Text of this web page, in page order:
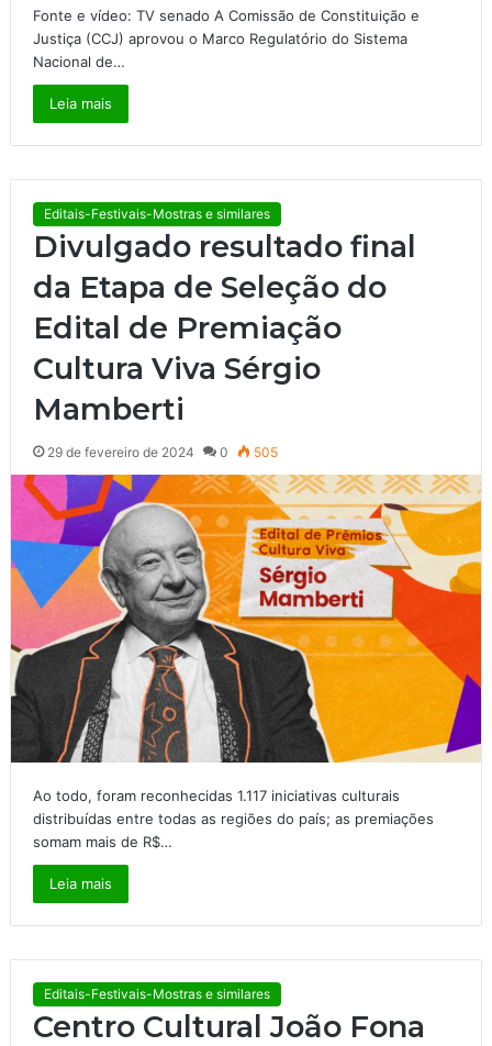
Fonte e vídeo: TV senado A Comissão de Constituição e
Justiça (CCJ) aprovou o Marco Regulatório do Sistema
Nacional de…
Leia mais
Editais-Festivais-Mostras e similares
Divulgado resultado final
da Etapa de Seleção do
Edital de Premiação
Cultura Viva Sérgio
Mamberti
29 de fevereiro de 2024 0 505
Ao todo, foram reconhecidas 1.117 iniciativas culturais
distribuídas entre todas as regiões do país; as premiações
somam mais de R$…
Leia mais
Editais-Festivais-Mostras e similares
Centro Cultural João Fona